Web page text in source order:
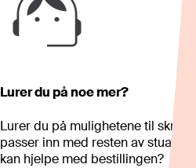
Lurer du på noe mer?
Lurer du på mulighetene til
passer inn med resten av stua
kan hjelpe med bestillingen?